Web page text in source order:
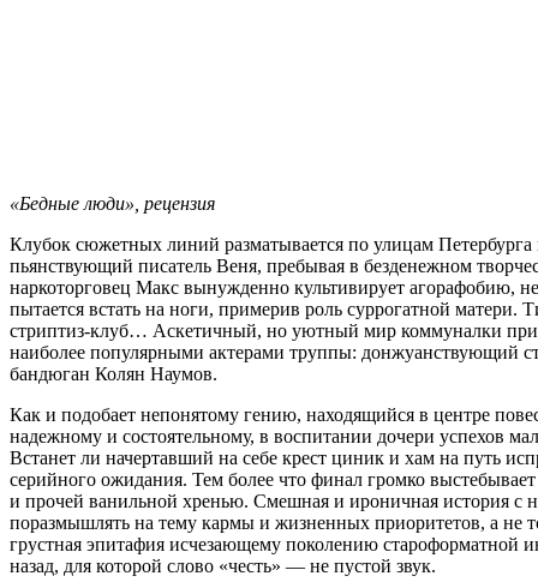
«Бедные люди», рецензия
Клубок сюжетных линий разматывается по улицам
пьянствующий писатель Веня, пребывая в безденежном
наркоторговец Макс вынужденно культивирует агорафобию,
пытается встать на ноги, примерив роль суррогатной матери.
стриптиз-клуб… Аскетичный, но уютный мир коммуналки
наиболее популярными актерами труппы: донжуанствующий
бандюган Колян Наумов.
Как и подобает непонятому гению, находящийся в центре
надежному и состоятельному, в воспитании дочери успехов
Встанет ли начертавший на себе крест циник и хам на путь
серийного ожидания. Тем более что финал громко
и прочей ванильной хренью. Смешная и ироничная история с
поразмышлять на тему кармы и жизненных приоритетов, а не
грустная эпитафия исчезающему поколению староформатной
назад, для которой слово «честь» — не пустой звук.